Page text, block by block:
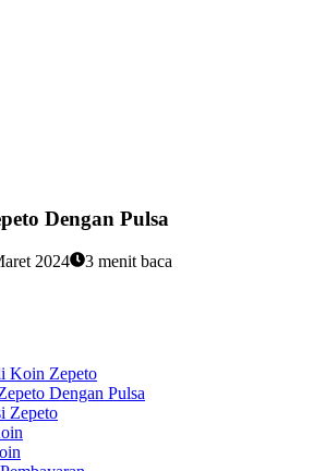
Dengan Pulsa
2024 3 menit baca
Koin Zepeto
Dengan Pulsa
Zepeto